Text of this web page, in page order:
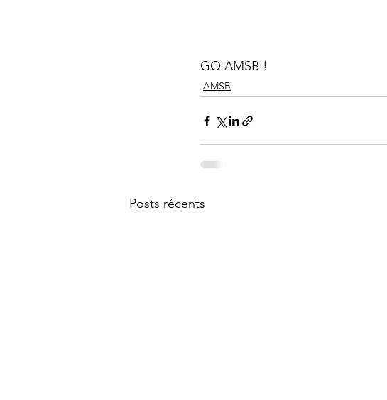
GO AMSB !
AMSB
Posts récents